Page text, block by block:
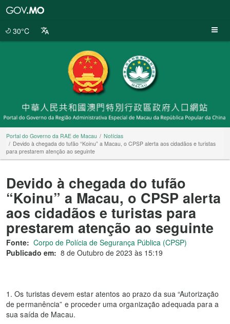
30°C
Portal do Governo da RAE de Macau
Notícias
Devido à chegada do tufão “Koinu” a Macau, o CPSP alerta aos cidadãos e turistas
para prestarem atenção ao seguinte
Devido à chegada do tufão
“Koinu” a Macau, o CPSP alerta
aos cidadãos e turistas para
prestarem atenção ao seguinte
Fonte: Corpo de Polícia de Segurança Pública (CPSP)
Publicado em: 8 de Outubro de 2023 às 15:19
1. Os turistas devem estar atentos ao prazo da sua “Autorização
de permanência” e proceder uma organização adequada para a
sua saída de Macau.